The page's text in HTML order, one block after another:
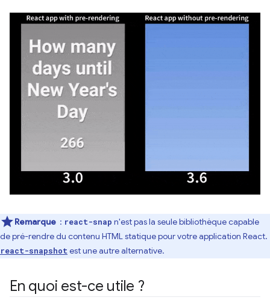
Remarque : react-snap n'est pas la seule bibliothèque capable
de pré-rendre du contenu HTML statique pour votre application React.
react-snapshot est une autre alternative.
En quoi est-ce utile ?